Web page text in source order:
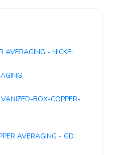
AVERAGING - NICKEL
BOX-COPPER-
AVERAGING - GD